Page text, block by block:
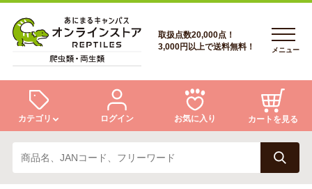
取扱点数20,000点！
3,000円以上で送料無料！
メニュー
カテゴリ
トカゲ ヘビ
ログイン お気に入り カートを見る